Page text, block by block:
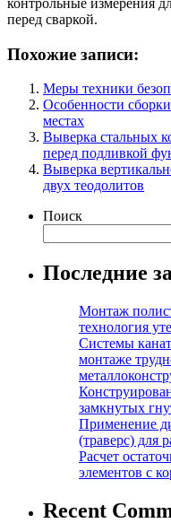
перед сваркой.
Похожие записи:
Меры техники
Особенности
местах
Выверка стальных
перед подливкой
Выверка
двух теодолитов
Поиск
Последние
Монтаж
технология
Системы
монтаже
замкнутых
Применение
(траверс) для
Расчет
элементов с
Recent